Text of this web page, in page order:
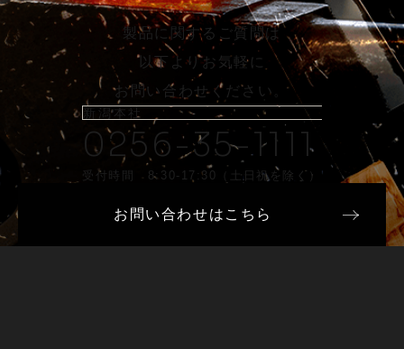
製品に関するご質問は
以下よりお気軽に
お問い合わせください。
新潟本社
0256-35-1111
受付時間 8:30-17:30（土日祝を除く）
お問い合わせはこちら